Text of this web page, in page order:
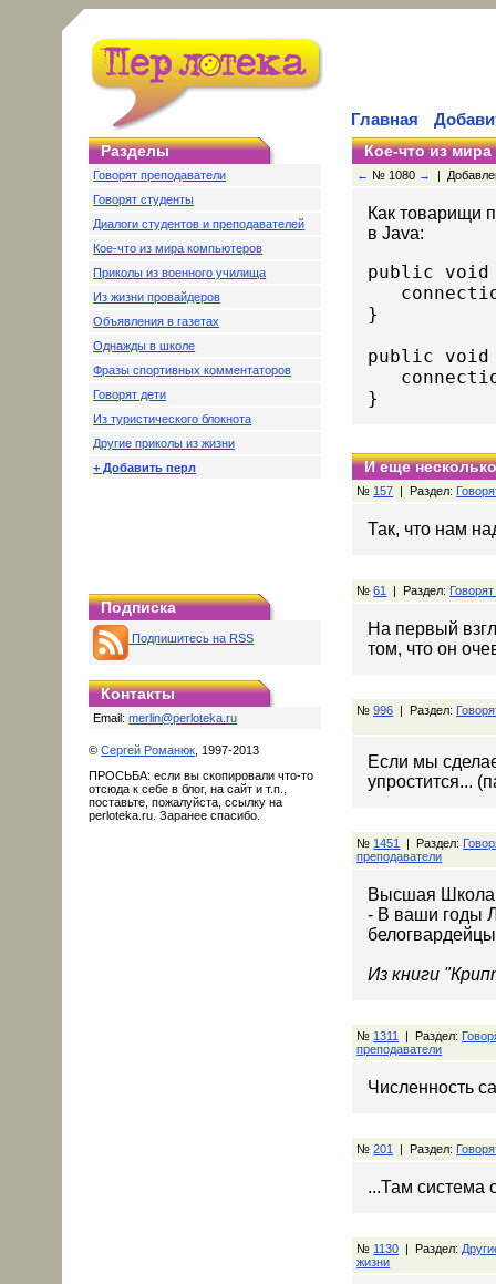
Главная
Разделы
Говорят преподаватели
Говорят студенты
Диалоги студентов и преподавателей
Кое-что из мира компьютеров
Приколы из военного училища
Из жизни провайдеров
Объявления в газетах
Однажды в школе
Фразы спортивных комментаторов
Говорят дети
Из туристического блокнота
Другие приколы из жизни
+ Добавить перл
Подписка
Подпишитесь на RSS
Контакты
Email:merlin@perloteka.ru
©Сергей Романюк , 1997-2013
ПРОСЬБА: если вы скопировали что-то
отсюда к себе в блог, на сайт и т.п.,
поставьте, пожалуйста, ссылку на
perloteka.ru. Заранее спасибо.
Кое-что из
← № 1080 → |
Как товарищи
в Java:
public
}
public void
И еще
№ 157 | Раздел:
Так, что нам
№61 | Раздел:
На первый
том, что он
№996 | Раздел:
Если мы
упростится...
№ 1451 | Раздел:
преподаватели
Высшая
- В ваши годы
Из книги
№ 1311 | Раздел:
преподаватели
Численность
№201 | Раздел:
...Там система
№ 1130 | Раздел:
жизни